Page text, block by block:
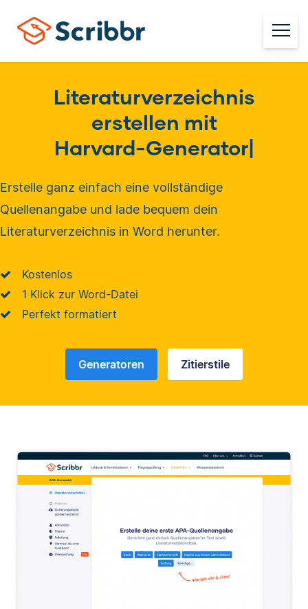
Literaturverzeichnis
erstellen mit
Harvard-Gen|
Erstelle ganz einfach eine vollständige
Quellenangabe und lade bequem dein
Literaturverzeichnis in Word herunter.
Kostenlos
1 Klick zur Word-Datei
Perfekt formatiert
Generatoren Zitierstile